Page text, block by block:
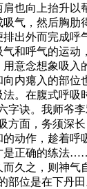
也向上抬升以
气，然后胸肋
出外而完成呼
和呼气的运动
意念想象吸入
内瘪入的部位
。在腹式呼吸
字诀。我师爷
方面，务须深
动作，趁着呼
是正确的练法
久之，则神气
部位是在下丹